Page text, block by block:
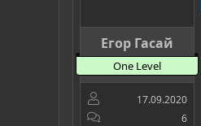
Егор Гасай
One Level
17.09.2020
6